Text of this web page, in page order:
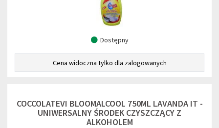
Dostępny
Cena widoczna tylko dla zalogowanych
COCCOLATEVI BLOOMALCOOL 750ML LAVANDA IT -
UNIWERSALNY ŚRODEK CZYSZCZĄCY Z
ALKOHOLEM